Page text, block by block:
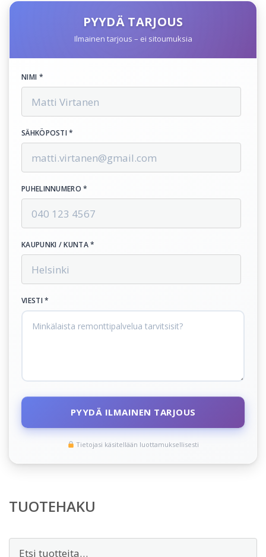
PYYDÄ TARJOUS
Ilmainen tarjous – ei sitoumuksia
NIMI *
SÄHKÖPOSTI *
PUHELINNUMERO *
KAUPUNKI / KUNTA *
VIESTI *
PYYDÄ ILMAINEN TARJOUS
Tietojasi käsitellään luottamuksellisesti
TUOTEHAKU